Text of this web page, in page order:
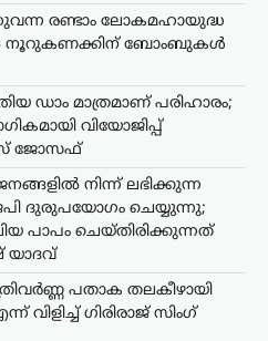
രണ്ടാം ലോകമഹായുദ്ധ
നൂറുകണക്കിന് ബോംബുകൾ
ഡാം മാത്രമാണ് പരിഹാരം;
വിയോജിപ്പ്
ജോസഫ്
നിന്ന് ലഭിക്കുന്ന
ദുരുപയോഗം ചെയ്യുന്നു;
പാപം ചെയ്തിരിക്കുന്നത്
യാദവ്
പതാക തലകീഴായി
വിളിച്ച് ഗിരിരാജ് സിംഗ്
ഓഗസ്റ്റ്‌ 5, 2026
മുൻ മുഖ്യമന്ത്രിയും
പതാക തലകീഴായി
ആരോപണത്തെ തുടർന്ന്
ശക്തമായി.
370യും 35എയും…
,ദേശീയം വാർത്തകൾ